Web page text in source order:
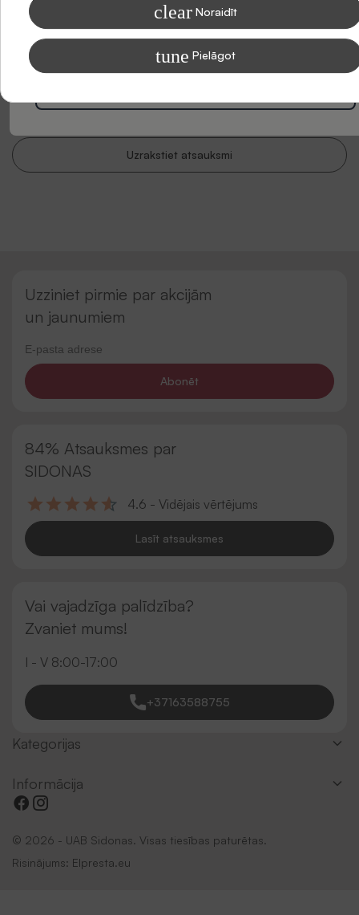
Esiet pirmais, kas sniedz atsauksmi par šo produktu. Jūsu
viedoklis mums ir ļoti svarīgs un var palīdzēt citiem klientiem
pieņemt lēmumu.
Uzrakstiet atsauksmi
Uzziniet pirmie par akcijām
un jaunumiem
Abonēt
84% Atsauksmes par
SIDONAS
4.6 - Vidējais vērtējums
Lasīt atsauksmes
Vai vajadzīga palīdzība?
Zvaniet mums!
I - V 8:00-17:00
+37163588755
Kategorijas
Informācija
© 2026 - UAB Sidonas. Visas tiesības paturētas.
Risinājums: Elpresta.eu
Informāciju par to, kā apstrādājam Jūsu datus mārketinga nolūkiem,
lasiet mūsu Privātuma politikāclear Noraidīt
tune Pielāgot